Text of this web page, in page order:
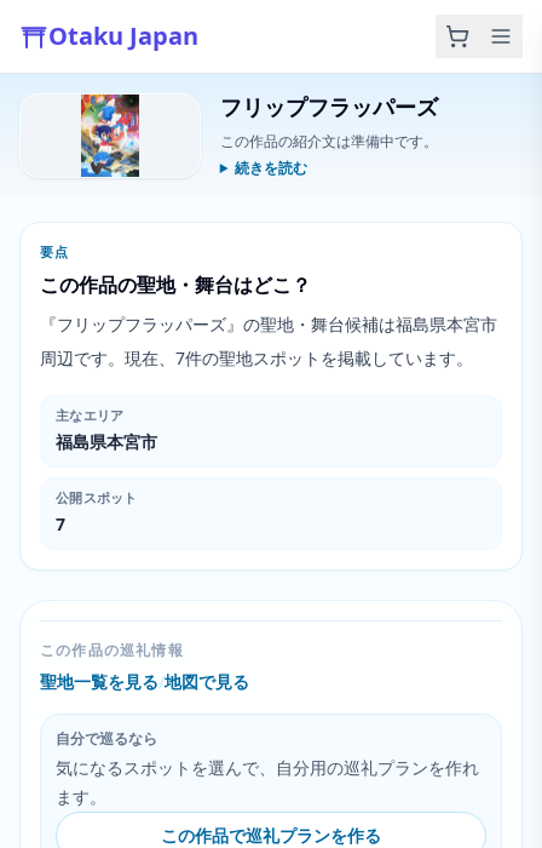
Otaku Japan
フリップフラッパーズ
この作品の紹介文は準備中です。
続きを読む
要点
この作品の聖地・舞台はどこ？
『フリップフラッパーズ』の聖地・舞台候補は福島県本宮市
周辺です。現在、7件の聖地スポットを掲載しています。
主なエリア
福島県本宮市
公開スポット
7
この作品の巡礼情報
聖地一覧を見る/地図で見る
自分で巡るなら
気になるスポットを選んで、自分用の巡礼プランを作れ
ます。
この作品で巡礼プランを作る